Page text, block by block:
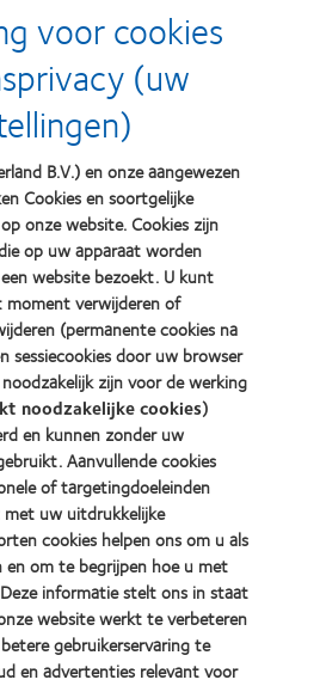
Learn
more
about
Contact
Lens
Product
of
the
Year
(2013)
Learn
more
about
2011
Best
Factory
Awards
(2011)
Learn
more
about
2012
REBRAND
100®
Global
Award
(2012)
voor cookies
(uw
B.V.) en onze aangewezen
Cookies en soortgelijke
onze website. Cookies zijn
op uw apparaat worden
website bezoekt. U kunt
moment verwijderen of
(permanente cookies na
sessiecookies door uw browser
zijn voor de werking
noodzakelijke cookies)
en kunnen zonder uw
Aanvullende cookies
of targetingdoeleinden
uw uitdrukkelijke
cookies helpen ons om u als
om te begrijpen hoe u met
informatie stelt ons in staat
website werkt te verbeteren
gebruikerservaring te
en advertenties relevant voor